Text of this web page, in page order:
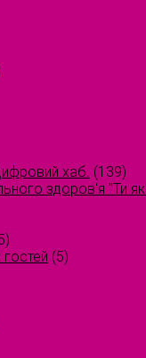
хаб. (139)
здоров'я "Ти
гостей (5)